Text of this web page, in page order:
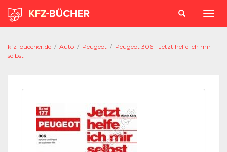
kfz-buecher.de / Auto / Peugeot / Peugeot 306 - Jetzt helfe ich mir
selbst